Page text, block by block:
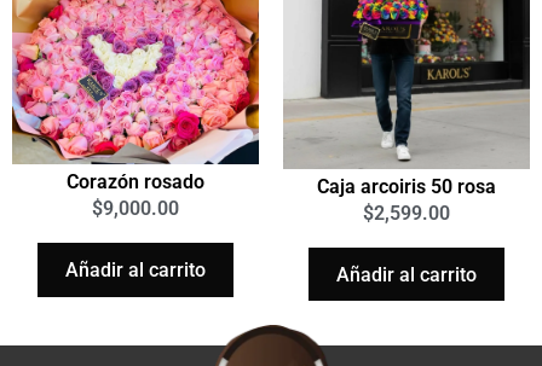
Corazón rosado
$9,000.00
Añadir al carrito
Caja arcoiris 50 rosa
$2,599.00
Añadir al carrito